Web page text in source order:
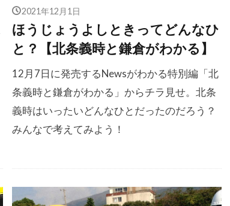
2021年12月1日
ほうじょうよしときってどんなひ
と？【北条義時と鎌倉がわかる】
12月7日に発売するNewsがわかる特別編「北
条義時と鎌倉がわかる」からチラ見せ。北条
義時はいったいどんなひとだったのだろう？
みんなで考えてみよう！